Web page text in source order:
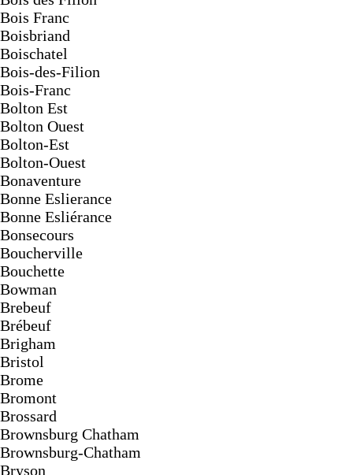
Bois Franc
Boisbriand
Boischatel
Bois-des-Filion
Bois-Franc
Bolton Est
Bolton Ouest
Bolton-Est
Bolton-Ouest
Bonaventure
Bonne Eslierance
Bonne Esliérance
Bonsecours
Boucherville
Bouchette
Bowman
Brebeuf
Brébeuf
Brigham
Bristol
Brome
Bromont
Brossard
Brownsburg Chatham
Brownsburg-Chatham
Bryson